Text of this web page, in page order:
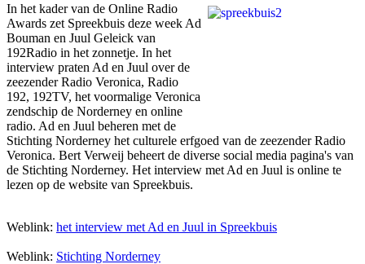
In het kader van de Online Radio
Awards zet Spreekbuis deze week Ad
Bouman en Juul Geleick van
192Radio in het zonnetje. In het
interview praten Ad en Juul over de
zeezender Radio Veronica, Radio
192, 192TV, het voormalige Veronica
zendschip de Norderney en online
radio. Ad en Juul beheren met de
Stichting Norderney het culturele erfgoed van de zeezender Radio
Veronica. Bert Verweij beheert de diverse social media pagina's van
de Stichting Norderney. Het interview met Ad en Juul is online te
lezen op de website van Spreekbuis.
Weblink: het interview met Ad en Juul in Spreekbuis
Weblink: Stichting Norderney